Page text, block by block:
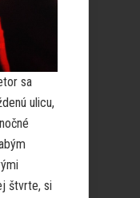
sa
ulicu,
štvrte, si